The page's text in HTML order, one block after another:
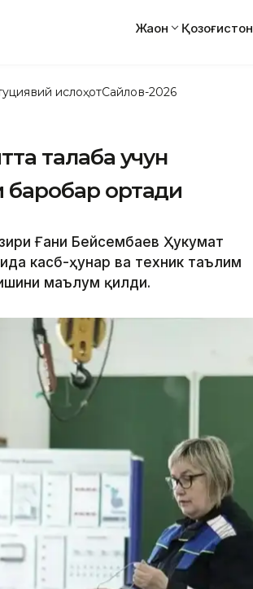
Жаҳон Қозоғистон
ислоҳотСайлов-2026
талаба учун
баробар ортади
Ғани Бейсембаев Ҳукумат
касб-ҳунар ва техник таълим
маълум қилди.